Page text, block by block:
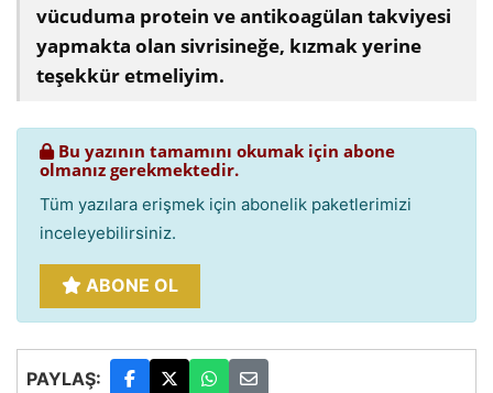
vücuduma protein ve antikoagülan takviyesi
yapmakta olan sivrisineğe, kızmak yerine
teşekkür etmeliyim.
Bu yazının tamamını okumak için abone
olmanız gerekmektedir.
Tüm yazılara erişmek için abonelik paketlerimizi
inceleyebilirsiniz.
ABONE OL
PAYLAŞ: